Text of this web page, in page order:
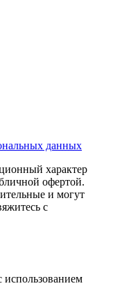
данных
характер
офертой.
и могут
с